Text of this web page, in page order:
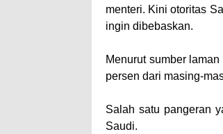
menteri. Kini otoritas
ingin dibebaskan.
Menurut sumber
persen dari masing-
Salah satu pangeran
Saudi.